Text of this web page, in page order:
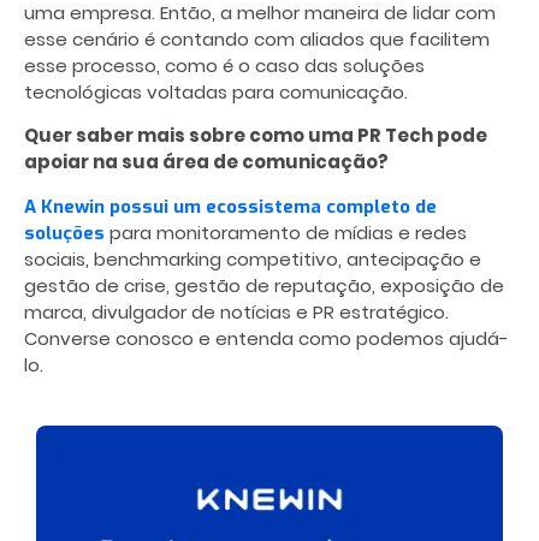
uma empresa. Então, a melhor maneira de lidar com
esse cenário é contando com aliados que facilitem
esse processo, como é o caso das soluções
tecnológicas voltadas para comunicação.
Quer saber mais sobre como uma PR Tech pode
apoiar na sua área de comunicação?
A Knewin possui um ecossistema completo de
soluções para monitoramento de mídias e redes
sociais, benchmarking competitivo, antecipação e
gestão de crise, gestão de reputação, exposição de
marca, divulgador de notícias e PR estratégico.
Converse conosco e entenda como podemos ajudá-
lo.